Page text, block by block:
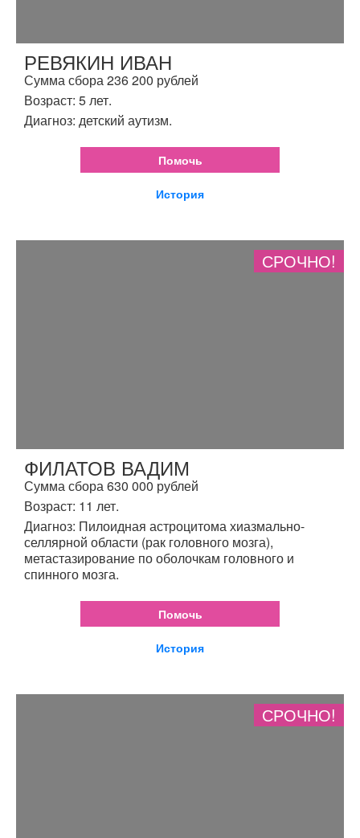
РЕВЯКИН ИВАН
Сумма сбора 236 200 рублей
Возраст: 5 лет.
Диагноз: детский аутизм.
Помочь
История
СРОЧНО!
ФИЛАТОВ ВАДИМ
Сумма сбора 630 000 рублей
Возраст: 11 лет.
Диагноз: Пилоидная астроцитома хиазмально-
селлярной области (рак головного мозга),
метастазирование по оболочкам головного и
спинного мозга.
Помочь
История
СРОЧНО!